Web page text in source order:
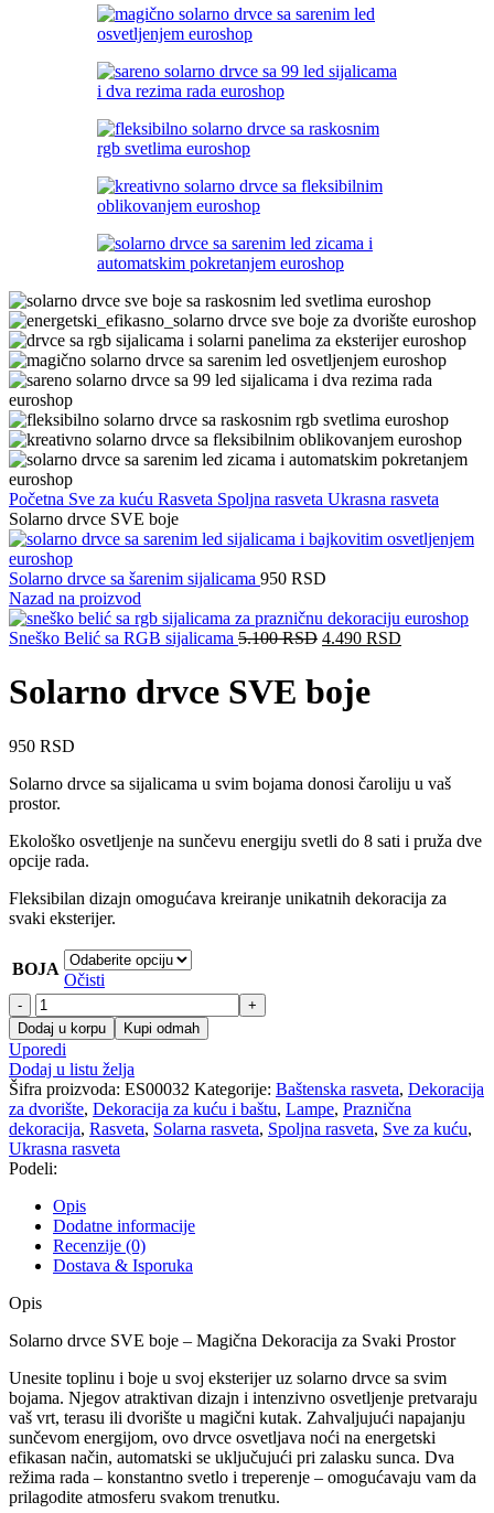
Početna Sve za kuću Rasveta Spoljna rasveta Ukrasna rasveta
Solarno drvce SVE boje
Solarno drvce sa šarenim sijalicama 950 RSD
Nazad na proizvod
Sneško Belić sa RGB sijalicama 5.100RSD Originalna
bila:
5.100 RSD.
4.490 RSD
Solarno drvce SVE boje
950 RSD
Solarno drvce sa sijalicama u svim bojama donosi čaroliju u vaš
prostor.
Ekološko osvetljenje na sunčevu energiju svetli do 8 sati i pruža dve
opcije rada.
Fleksibilan dizajn omogućava kreiranje unikatnih dekoracija za
svaki eksterijer.
BOJA
Očisti
Solarno
drvce
SVE
boje
količina
Dodaj u korpu Kupi odmah
Uporedi
Dodaj u listu želja
Šifra proizvoda: ES00032 Kategorije: Baštenska rasveta, Dekoracija
za dvorište, Dekoracija za kuću i baštu, Lampe, Praznična
dekoracija, Rasveta, Solarna rasveta, Spoljna rasveta, Sve za kuću,
Ukrasna rasveta
Podeli:
Opis
Dodatne informacije
Recenzije (0)
Dostava & Isporuka
Opis
Solarno drvce SVE boje – Magična Dekoracija za Svaki Prostor
Unesite toplinu i boje u svoj eksterijer uz solarno drvce sa svim
bojama. Njegov atraktivan dizajn i intenzivno osvetljenje pretvaraju
vaš vrt, terasu ili dvorište u magični kutak. Zahvaljujući napajanju
sunčevom energijom, ovo drvce osvetljava noći na energetski
efikasan način, automatski se uključujući pri zalasku sunca. Dva
režima rada – konstantno svetlo i treperenje – omogućavaju vam da
prilagodite atmosferu svakom trenutku.